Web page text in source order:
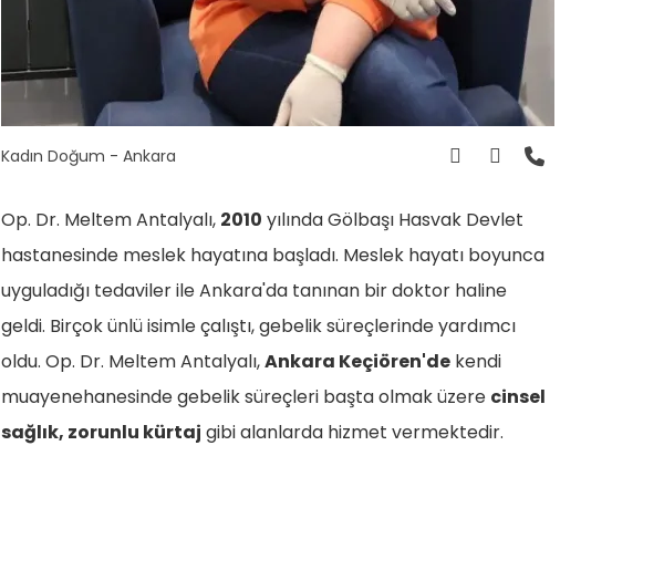
Kadın Doğum - Ankara
Op. Dr. Meltem Antalyalı, 2010 yılında Gölbaşı Hasvak Devlet
hastanesinde meslek hayatına başladı. Meslek hayatı boyunca
uyguladığı tedaviler ile Ankara'da tanınan bir doktor haline
geldi. Birçok ünlü isimle çalıştı, gebelik süreçlerinde yardımcı
oldu. Op. Dr. Meltem Antalyalı,Ankara Keçiören'de kendi
muayenehanesinde gebelik süreçleri başta olmak üzere cinsel
sağlık, zorunlu kürtaj gibi alanlarda hizmet vermektedir.